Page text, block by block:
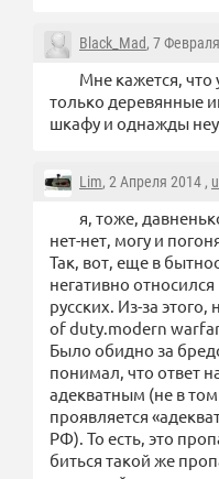
Black_Mad, 7
Мне кажется, что
только деревянные
шкафу и однажды
Lim, 2 Апреля 2014 ,
я, тоже,
нет-нет, могу и
Так, вот, еще в
негативно
русских. Из-за этого,
of duty.modern
Было обидно за
понимал, что ответ
адекватным (не в
проявляется
РФ). То есть, это
биться такой же